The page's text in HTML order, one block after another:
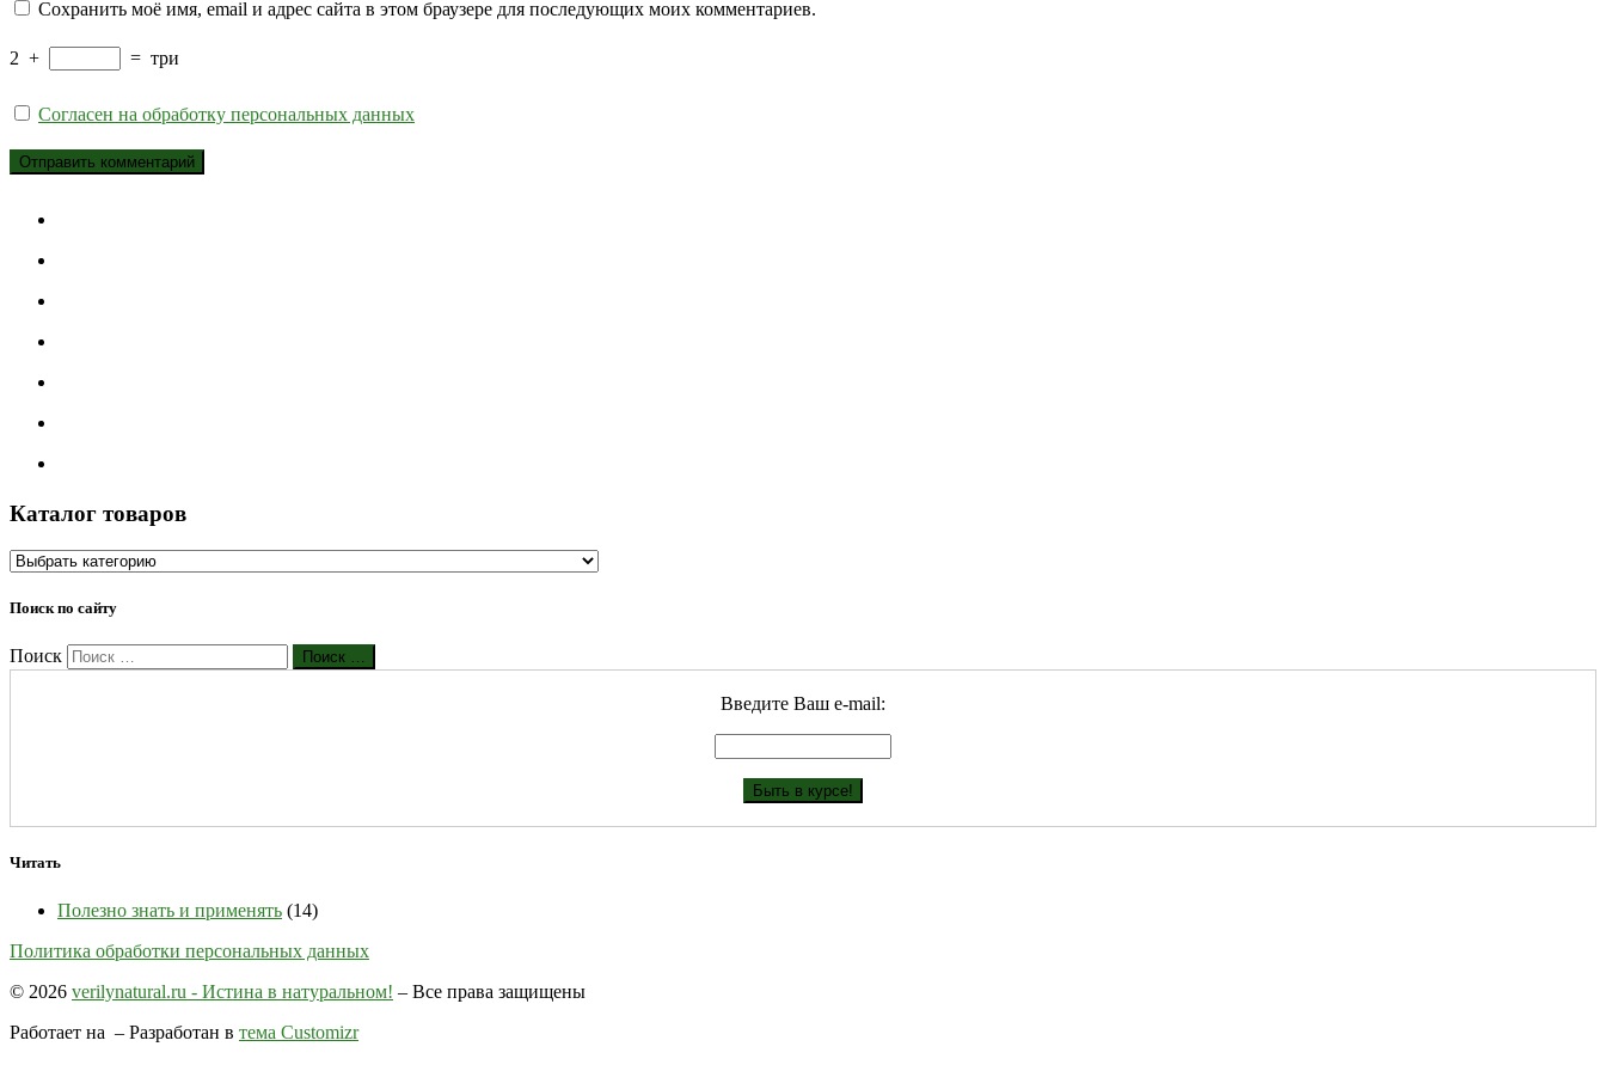
Сохранить моё имя, email и адрес сайта в этом браузере для последующих моих комментариев.
2 + = три
Согласен на обработку персональных данных
Каталог товаров
Поиск по сайту
Поиск Поиск …
Введите Ваш е-mail:
Читать
Полезно знать и применять (14)
Политика обработки персональных данных
© 2026 verilynatural.ru - Истина в натуральном! – Все права защищены
Работает на – Разработан в тема Customizr